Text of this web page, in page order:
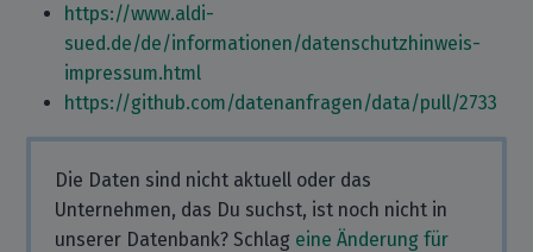
https://www.aldi-
sued.de/de/informationen/datenschutzhinweis-
impressum.html
https://github.com/datenanfragen/data/pull/2733
Die Daten sind nicht aktuell oder das
Unternehmen, das Du suchst, ist noch nicht in
unserer Datenbank? Schlag eine Änderung für